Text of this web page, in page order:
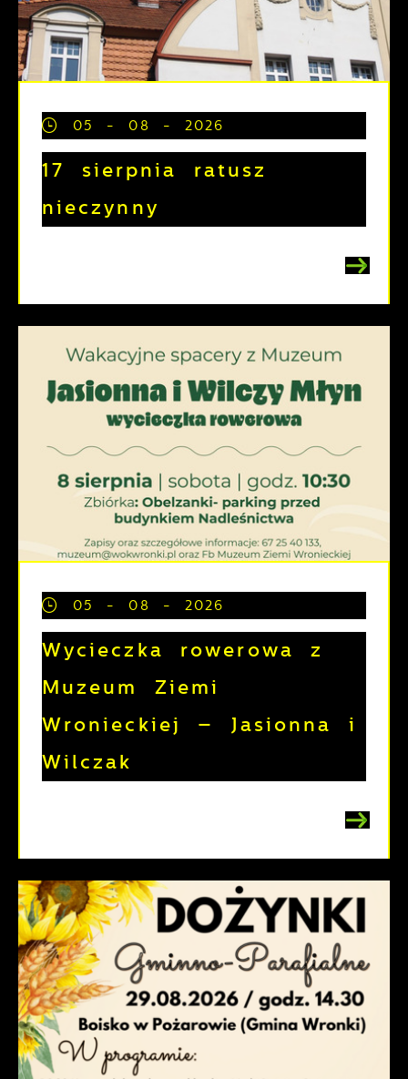
05 - 08 - 2026
17 sierpnia ratusz
nieczynny
05 - 08 - 2026
Wycieczka rowerowa z
Muzeum Ziemi
Wronieckiej – Jasionna i
Wilczak